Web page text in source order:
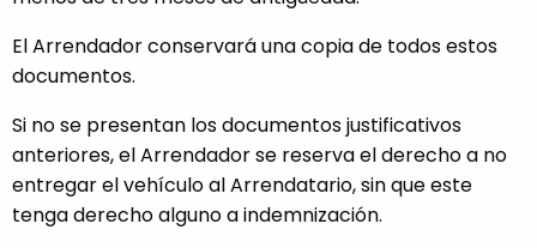
El Arrendador conservará una copia de todos estos
documentos.
Si no se presentan los documentos justificativos
anteriores, el Arrendador se reserva el derecho a no
entregar el vehículo al Arrendatario, sin que este
tenga derecho alguno a indemnización.